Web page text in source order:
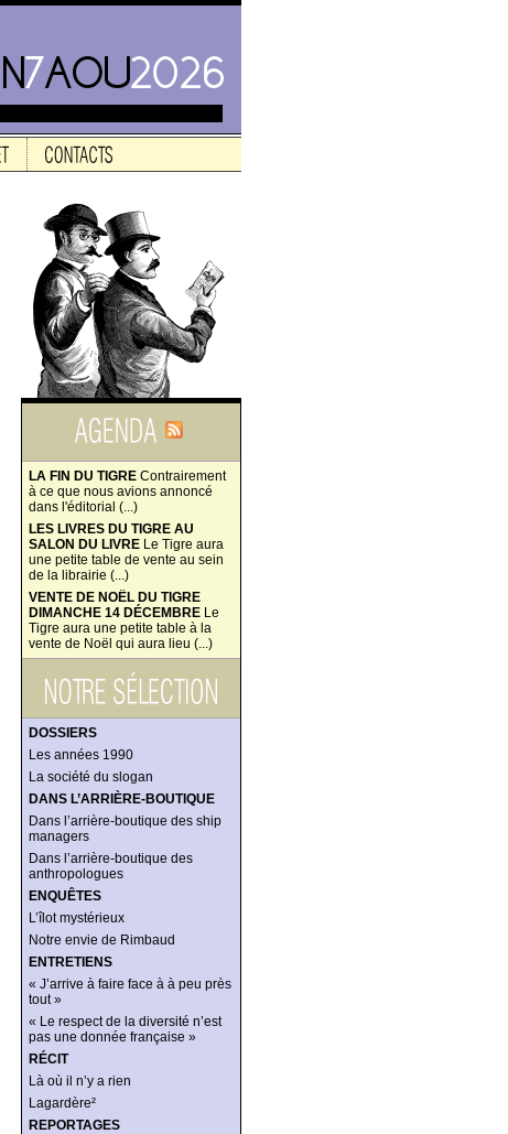
LA FIN DU TIGRE Contrairement
à ce que nous avions annoncé
dans l'éditorial (...)
LES LIVRES DU TIGRE AU
SALON DU LIVRE Le Tigre aura
une petite table de vente au sein
de la librairie (...)
VENTE DE NOËL DU TIGRE
DIMANCHE 14 DÉCEMBRE Le
Tigre aura une petite table à la
vente de Noël qui aura lieu (...)
DOSSIERS
Les années 1990
La société du slogan
DANS L’ARRIÈRE-BOUTIQUE
Dans l’arrière-boutique des ship
managers
Dans l’arrière-boutique des
anthropologues
ENQUÊTES
L’îlot mystérieux
Notre envie de Rimbaud
ENTRETIENS
« J’arrive à faire face à à peu près
tout »
« Le respect de la diversité n’est
pas une donnée française »
RÉCIT
Là où il n’y a rien
Lagardère²
REPORTAGES